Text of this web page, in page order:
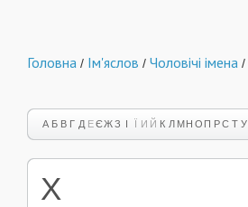
Головна / Ім'яслов / Чоловічі імена /
А Б В Г Д Е ЄЖЗ І Ї И Й К Л М Н О П Р С Т У
Х